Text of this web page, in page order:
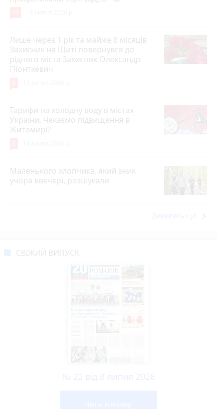
Лише через 1 рік та майже 8 місяців
Захисник на Щиті повернувся до
рідного міста Захисник Олександр
Піонткевич
Тарифи на холодну воду в містах
України. Чекаємо підвищення в
Житомирі?
Маленького хлопчика, який зник
учора ввечері, розшукали